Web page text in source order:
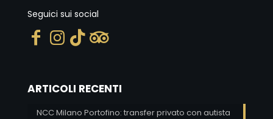
Seguici sui social
ARTICOLI RECENTI
NCC Milano Portofino: transfer privato con autista